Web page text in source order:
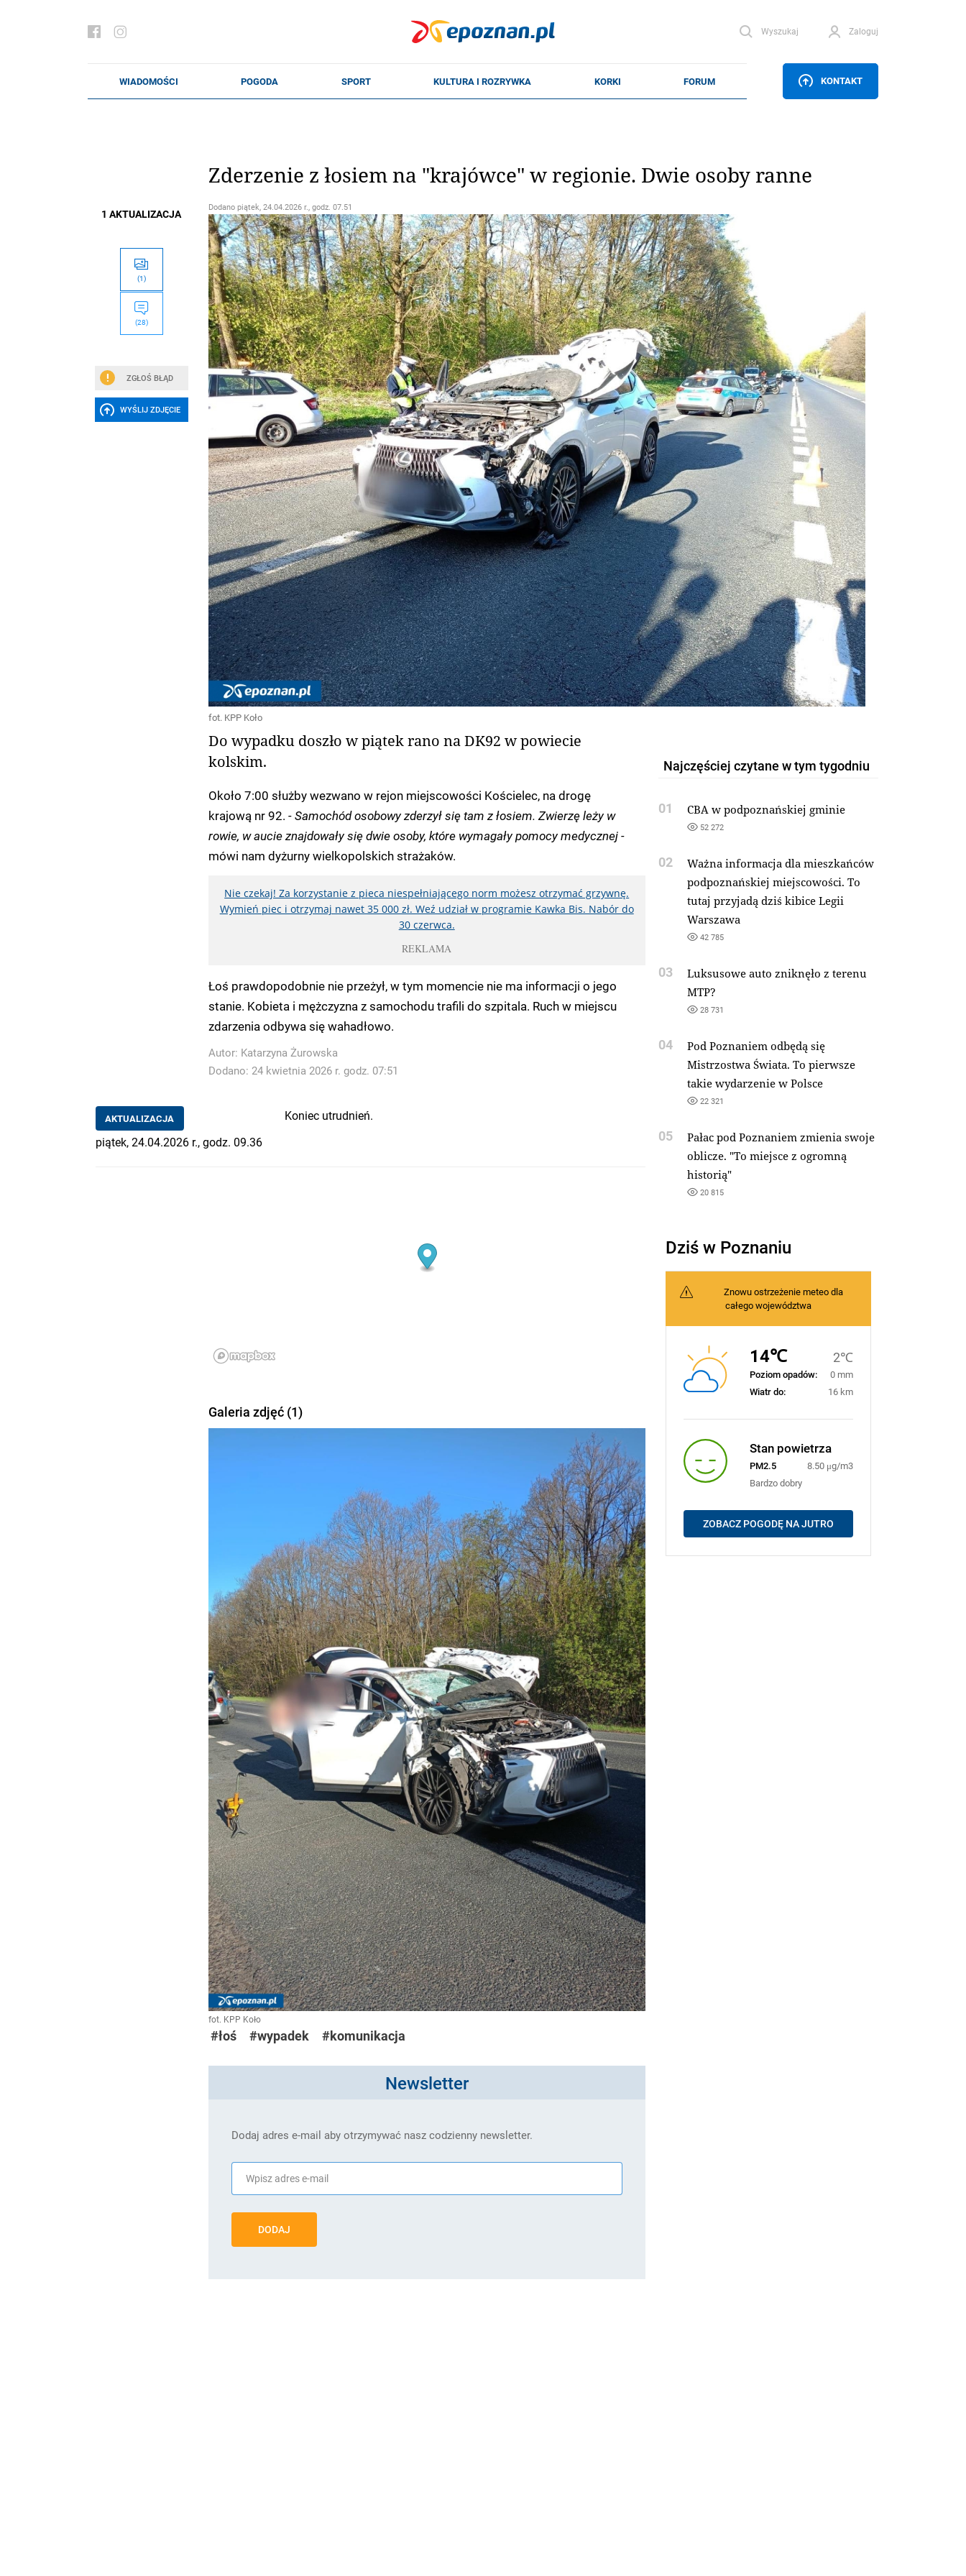
Wyszukaj Zaloguj
KONTAKT
1 AKTUALIZACJA
(1)
(28)
ZGŁOŚ BŁĄD
WYŚLIJ ZDJĘCIE
Zderzenie z łosiem na "krajówce" w regionie. Dwie osoby ranne
Dodano piątek, 24.04.2026 r., godz. 07.51
fot. KPP Koło
Do wypadku doszło w piątek rano na DK92 w powiecie
kolskim.
Około 7:00 służby wezwano w rejon miejscowości Kościelec, na drogę
krajową nr 92. - Samochód osobowy zderzył się tam z łosiem. Zwierzę leży w
rowie, w aucie znajdowały się dwie osoby, które wymagały pomocy medycznej -
mówi nam dyżurny wielkopolskich strażaków.
Nie czekaj! Za korzystanie z pieca niespełniającego norm możesz otrzymać grzywnę.
Wymień piec i otrzymaj nawet 35 000 zł. Weź udział w programie Kawka Bis. Nabór do
30 czerwca.
REKLAMA
Łoś prawdopodobnie nie przeżył, w tym momencie nie ma informacji o jego
stanie. Kobieta i mężczyzna z samochodu trafili do szpitala. Ruch w miejscu
zdarzenia odbywa się wahadłowo.
Autor: Katarzyna Żurowska
Dodano: 24 kwietnia 2026 r. godz. 07:51
AKTUALIZACJA
piątek, 24.04.2026 r., godz. 09.36
Koniec utrudnień.
Galeria zdjęć (1)
fot. KPP Koło
#łoś #wypadek #komunikacja
Newsletter
Dodaj adres e-mail aby otrzymywać nasz codzienny newsletter.
DODAJ
Najczęściej czytane w tym tygodniu
01 CBA w podpoznańskiej gminie
52 272
02
Ważna informacja dla mieszkańców
podpoznańskiej miejscowości. To
tutaj przyjadą dziś kibice Legii
Warszawa
42 785
03
Luksusowe auto zniknęło z terenu
MTP?
28 731
04
Pod Poznaniem odbędą się
Mistrzostwa Świata. To pierwsze
takie wydarzenie w Polsce
22 321
05
Pałac pod Poznaniem zmienia swoje
oblicze. "To miejsce z ogromną
historią"
20 815
Dziś w Poznaniu
Znowu ostrzeżenie meteo dla
całego województwa
14℃ 2℃
Poziom opadów:
0 mm
Wiatr do:
16 km
Stan powietrza
PM2.5
8.50 μg/m3
Bardzo dobry
ZOBACZ POGODĘ NA JUTRO